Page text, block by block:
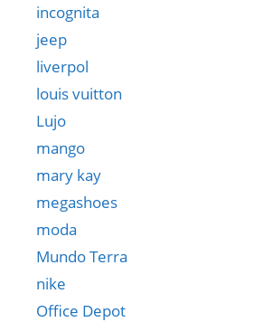
incognita
jeep
liverpol
louis vuitton
Lujo
mango
mary kay
megashoes
moda
Mundo Terra
nike
Office Depot